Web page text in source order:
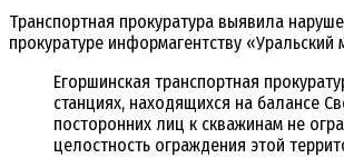
Транспортная прокуратура выявила
прокуратуре информагентству «Уральский
Егоршинская транспортная
станциях, находящихся на балансе
посторонних лиц к скважинам не
целостность ограждения этой